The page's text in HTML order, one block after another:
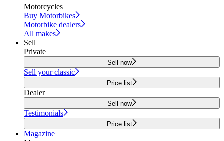
Motorcycles
Buy Motorbikes
Motorbike dealers
All makes
Sell
Private
Sell now
Sell your classic
Price list
Dealer
Sell now
Testimonials
Price list
Magazine